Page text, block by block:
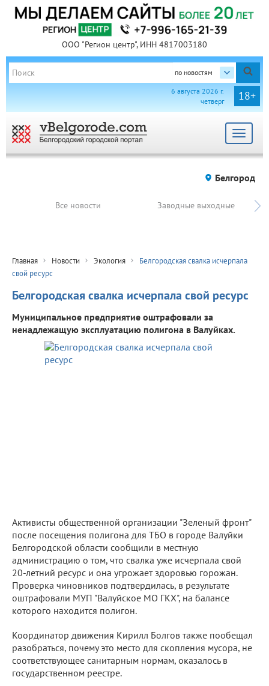
ООО "Регион центр", ИНН 4817003180
по новостям
18+
6 августа 2026 г.
четверг
Toggle
Белгород
Все новости Заводные выходные
Главная Новости Экология
Белгородская свалка исчерпала
свой ресурс
Белгородская свалка исчерпала свой ресурс
Муниципальное предприятие оштрафовали за
ненадлежащую эксплуатацию полигона в Валуйках.
Активисты общественной организации "Зеленый фронт"
после посещения полигона для ТБО в городе Валуйки
Белгородской области сообщили в местную
администрацию о том, что свалка уже исчерпала свой
20-летний ресурс и она угрожает здоровью горожан.
Проверка чиновников подтвердилась, в результате
оштрафовали МУП "Валуйское МО ГКХ", на балансе
которого находится полигон.
Координатор движения Кирилл Болгов также пообещал
разобраться, почему это место для скопления мусора, не
соответствующее санитарным нормам, оказалось в
государственном реестре.